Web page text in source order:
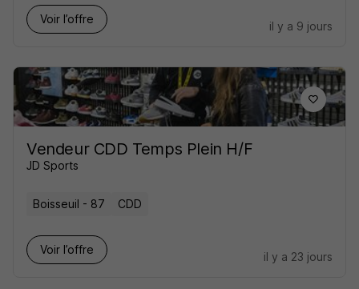
Voir l’offre
il y a 9 jours
Vendeur CDD Temps Plein H/F
JD Sports
Boisseuil - 87 CDD
Voir l’offre
il y a 23 jours